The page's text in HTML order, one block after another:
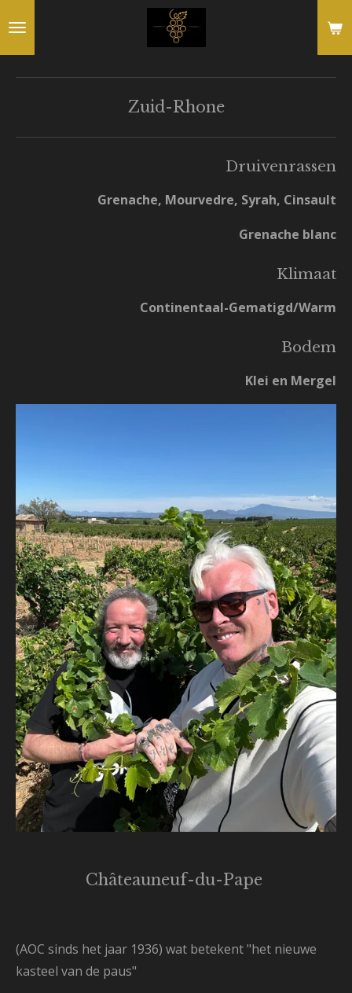
Zuid-Rhone
Druivenrassen
Grenache, Mourvedre, Syrah, Cinsault
Grenache blanc
Klimaat
Continentaal-Gematigd/Warm
Bodem
Klei en Mergel
Châteauneuf-du-Pape
(AOC sinds het jaar 1936) wat betekent "het nieuwe
kasteel van de paus"